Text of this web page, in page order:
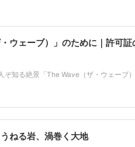
ウェーブ）」のために｜許可証
ぞ知る絶景「The Wave（ザ・ウェーブ
ねる岩、渦巻く大地